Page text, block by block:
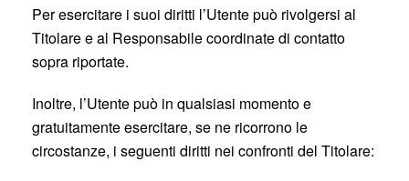
Per esercitare i suoi diritti l’Utente può rivolgersi al
Titolare e al Responsabile coordinate di contatto
sopra riportate.
Inoltre, l’Utente può in qualsiasi momento e
gratuitamente esercitare, se ne ricorrono le
circostanze, i seguenti diritti nei confronti del Titolare: